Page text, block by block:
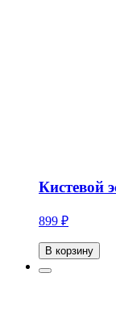
Кистевой
899 ₽
В корзину